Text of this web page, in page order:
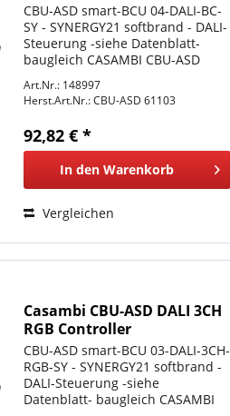
CBU-ASD smart-BCU 04-DALI-BC-
SY - SYNERGY21 softbrand - DALI-
Steuerung -siehe Datenblatt-
baugleich CASAMBI CBU-ASD
RADIUM smartBLUE Bluetooth
Control Unit BCU DALI BC
mehrere DALI...
Art.Nr.: 148997
Herst.Art.Nr.:CBU-ASD 61103
92,82 € *
In den Warenkorb
Vergleichen
Casambi CBU-ASD DALI 3CH
RGB Controller
CBU-ASD smart-BCU 03-DALI-3CH-
RGB-SY - SYNERGY21 softbrand -
DALI-Steuerung -siehe
Datenblatt- baugleich CASAMBI